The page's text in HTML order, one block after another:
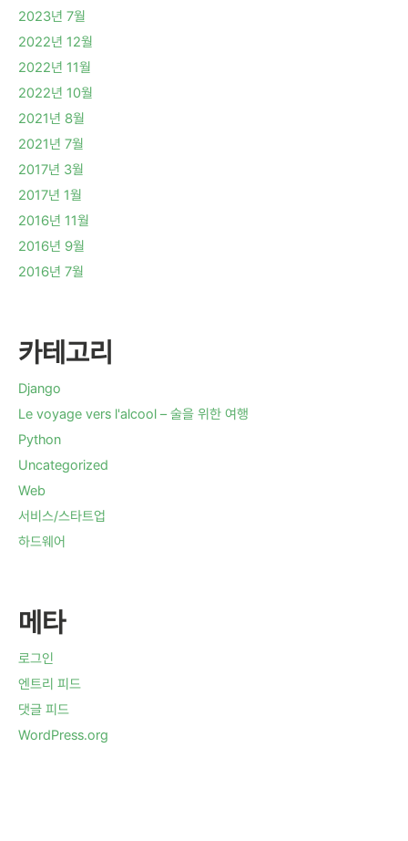
2023년 7월
2022년 12월
2022년 11월
2022년 10월
2021년 8월
2021년 7월
2017년 3월
2017년 1월
2016년 11월
2016년 9월
2016년 7월
카테고리
Django
Le voyage vers l'alcool – 술을 위한 여행
Python
Uncategorized
Web
서비스/스타트업
하드웨어
메타
로그인
엔트리 피드
댓글 피드
WordPress.org